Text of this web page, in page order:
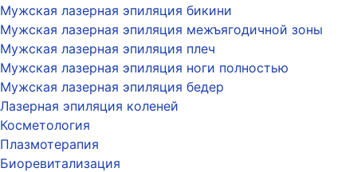
Мужская лазерная эпиляция бикини
Мужская лазерная эпиляция межъягодичной зоны
Мужская лазерная эпиляция плеч
Мужская лазерная эпиляция ноги полностью
Мужская лазерная эпиляция бедер
Лазерная эпиляция коленей
Косметология
Плазмотерапия
Биоревитализация